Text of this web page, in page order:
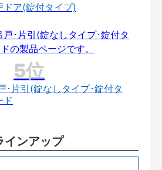
ドア(錠付タイプ)
･片引(錠なしタイプ･錠付タ
ド
インアップ